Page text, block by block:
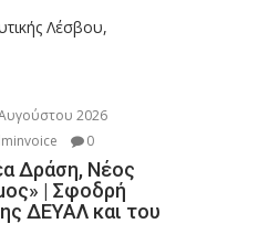
Λέσβου,
2026
0
Δράση, Νέος
| Σφοδρή
ΔΕΥΑΛ και του